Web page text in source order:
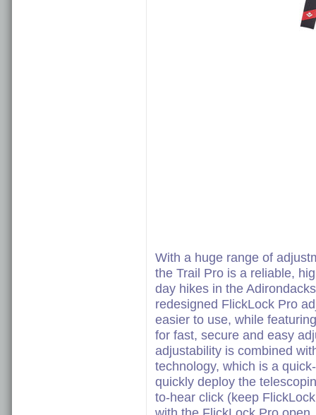
With a huge range of
the Trail Pro is a reliable,
day hikes in the
redesigned FlickLock Pro
easier to use, while
for fast, secure and easy
adjustability is combined
technology, which is a
quickly deploy the
to-hear click (keep